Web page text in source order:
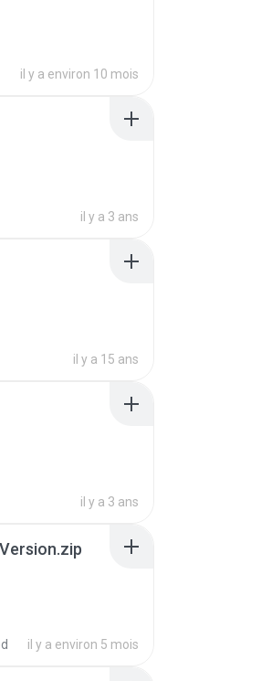
il y a environ 10 mois
il y a 3 ans
il y a 15 ans
il y a 3 ans
il y a environ 5 mois